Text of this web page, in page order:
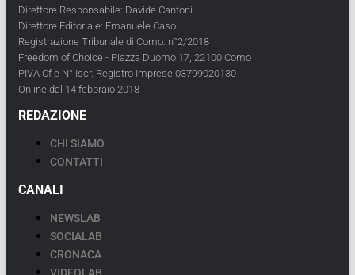
Direttore Responsabile: Davide Cantoni
Direttore Editoriale: Emanuele Caso
Registrazione Tribunale di Como: n°2/2018
Freedom of Choice - Piazza Duomo 17, 22100 Como
PIVA Cf e N° Iscr. Registro Imprese 03799020130
Online dal 14 febbraio 2018
REDAZIONE
CHI SIAMO
CONTATTI
CANALI
NEWSLAB
SOCIALAB
CRONACA